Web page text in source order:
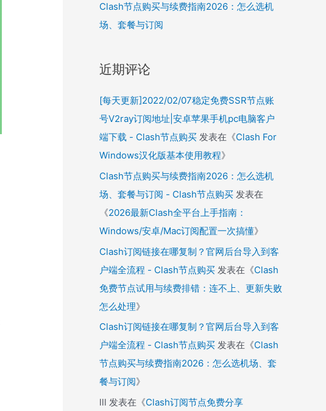
Clash节点购买与续费指南2026：怎么选机
场、套餐与订阅
近期评论
[每天更新]2022/02/07稳定免费SSR节点账
号V2ray订阅地址|安卓苹果手机pc电脑客户
端下载 - Clash节点购买 发表在《Clash For
Windows汉化版基本使用教程》
Clash节点购买与续费指南2026：怎么选机
场、套餐与订阅 - Clash节点购买 发表在
《2026最新Clash全平台上手指南：
Windows/安卓/Mac订阅配置一次搞懂》
Clash订阅链接在哪复制？官网后台导入到客
户端全流程 - Clash节点购买 发表在《Clash
免费节点试用与续费排错：连不上、更新失败
怎么处理》
Clash订阅链接在哪复制？官网后台导入到客
户端全流程 - Clash节点购买 发表在《Clash
节点购买与续费指南2026：怎么选机场、套
餐与订阅》
lll 发表在《Clash订阅节点免费分享